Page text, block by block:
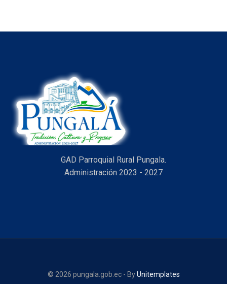
GAD Parroquial Rural Pungala.
Administración 2023 - 2027
© 2026 pungala.gob.ec - ByUnitemplates